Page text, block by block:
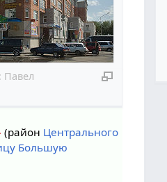
Павел
(район Центрального
Большую